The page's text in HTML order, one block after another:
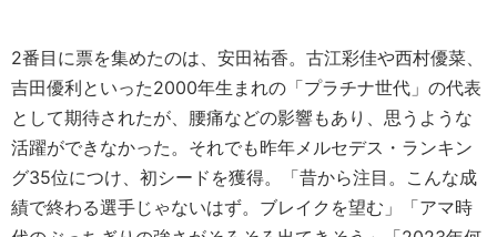
2番目に票を集めたのは、安田祐香。古江彩佳や西村優菜、
吉田優利といった2000年生まれの「プラチナ世代」の代表
として期待されたが、腰痛などの影響もあり、思うような
活躍ができなかった。それでも昨年メルセデス・ランキン
グ35位につけ、初シードを獲得。「昔から注目。こんな成
績で終わる選手じゃないはず。ブレイクを望む」「アマ時